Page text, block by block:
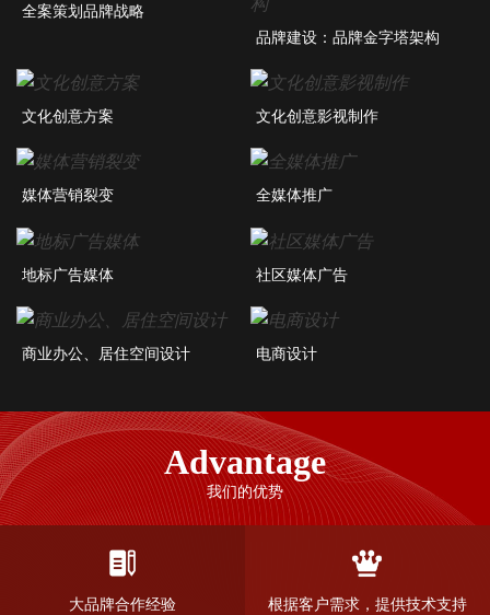
全案策划品牌战略
品牌建设：品牌金字塔架构
文化创意方案 文化创意影视制作
媒体营销裂变 全媒体推广
地标广告媒体 社区媒体广告
商业办公、居住空间设计 电商设计
Advantage
我们的优势
大品牌合作经验 根据客户需求，提供技术支持